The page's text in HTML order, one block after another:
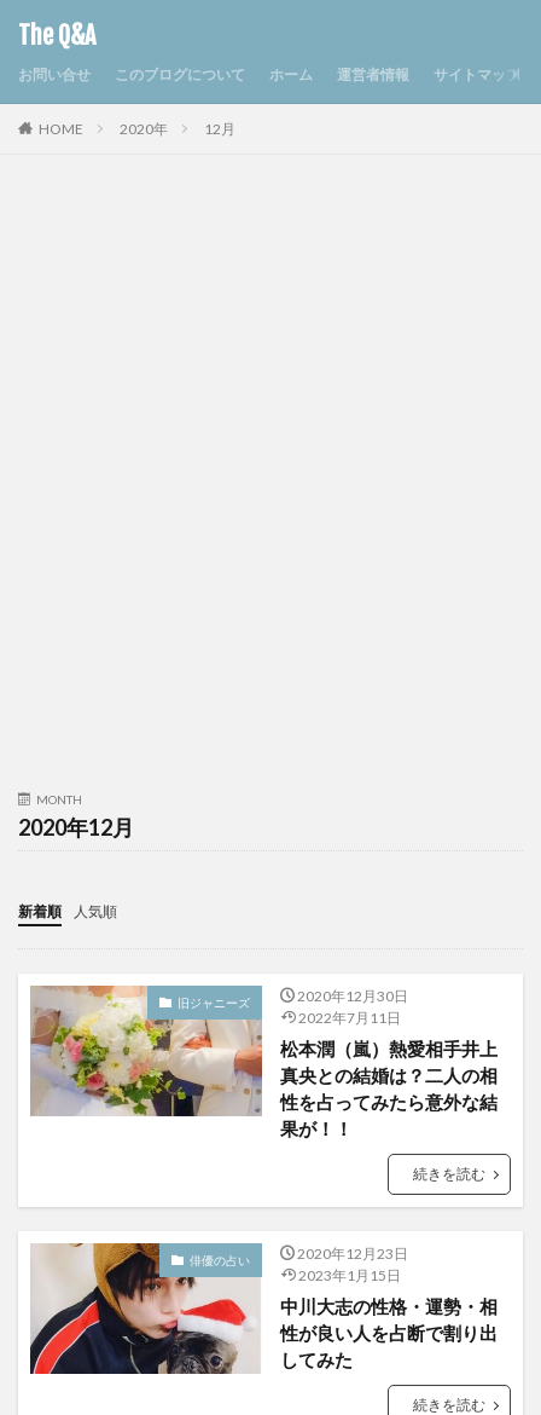
The Q&A
お問い合せ このブログについて ホーム 運営者情報 サイトマップ
HOME 2020年 12月
MONTH
2020年12月
新着順 人気順
旧ジャニーズ
2020年12月30日
2022年7月11日
松本潤（嵐）熱愛相手井上
真央との結婚は？二人の相
性を占ってみたら意外な結
果が！！
続きを読む
俳優の占い
2020年12月23日
2023年1月15日
中川大志の性格・運勢・相
性が良い人を占断で割り出
してみた
続きを読む